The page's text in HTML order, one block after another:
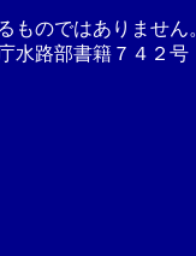
ものではありませ
水路部書籍７４２